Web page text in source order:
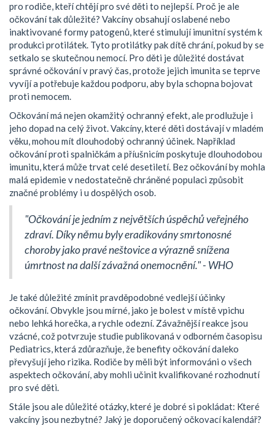
pro rodiče, kteří chtějí pro své děti to nejlepší. Proč je ale
očkování tak důležité? Vakcíny obsahují oslabené nebo
inaktivované formy patogenů, které stimulují imunitní systém k
produkci protilátek. Tyto protilátky pak dítě chrání, pokud by se
setkalo se skutečnou nemocí. Pro děti je důležité dostávat
správné očkování v pravý čas, protože jejich imunita se teprve
vyvíjí a potřebuje každou podporu, aby byla schopna bojovat
proti nemocem.
Očkování má nejen okamžitý ochranný efekt, ale prodlužuje i
jeho dopad na celý život. Vakcíny, které děti dostávají v mladém
věku, mohou mít dlouhodobý ochranný účinek. Například
očkování proti spalničkám a příušnicím poskytuje dlouhodobou
imunitu, která může trvat celé desetiletí. Bez očkování by mohla
malá epidemie v nedostatečně chráněné populaci způsobit
značné problémy i u dospělých osob.
"Očkování je jedním z největších úspěchů veřejného
zdraví. Díky němu byly eradikovány smrtonosné
choroby jako pravé neštovice a výrazně snížena
úmrtnost na další závažná onemocnění." - WHO
Je také důležité zmínit pravděpodobné vedlejší účinky
očkování. Obvykle jsou mírné, jako je bolest v místě vpichu
nebo lehká horečka, a rychle odezní. Závažnější reakce jsou
vzácné, což potvrzuje studie publikovaná v odborném časopisu
Pediatrics, která zdůrazňuje, že benefity očkování daleko
převyšují jeho rizika. Rodiče by měli být informováni o všech
aspektech očkování, aby mohli učinit kvalifikované rozhodnutí
pro své děti.
Stále jsou ale důležité otázky, které je dobré si pokládat: Které
vakcíny jsou nezbytné? Jaký je doporučený očkovací kalendář?